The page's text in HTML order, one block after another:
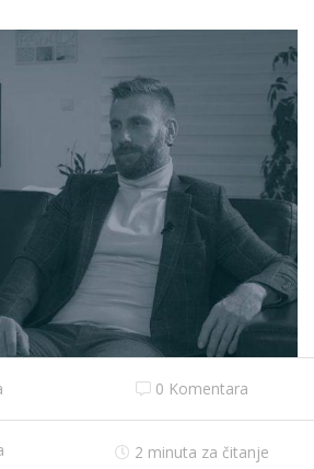
0 Komentara
2 minuta za čitanje